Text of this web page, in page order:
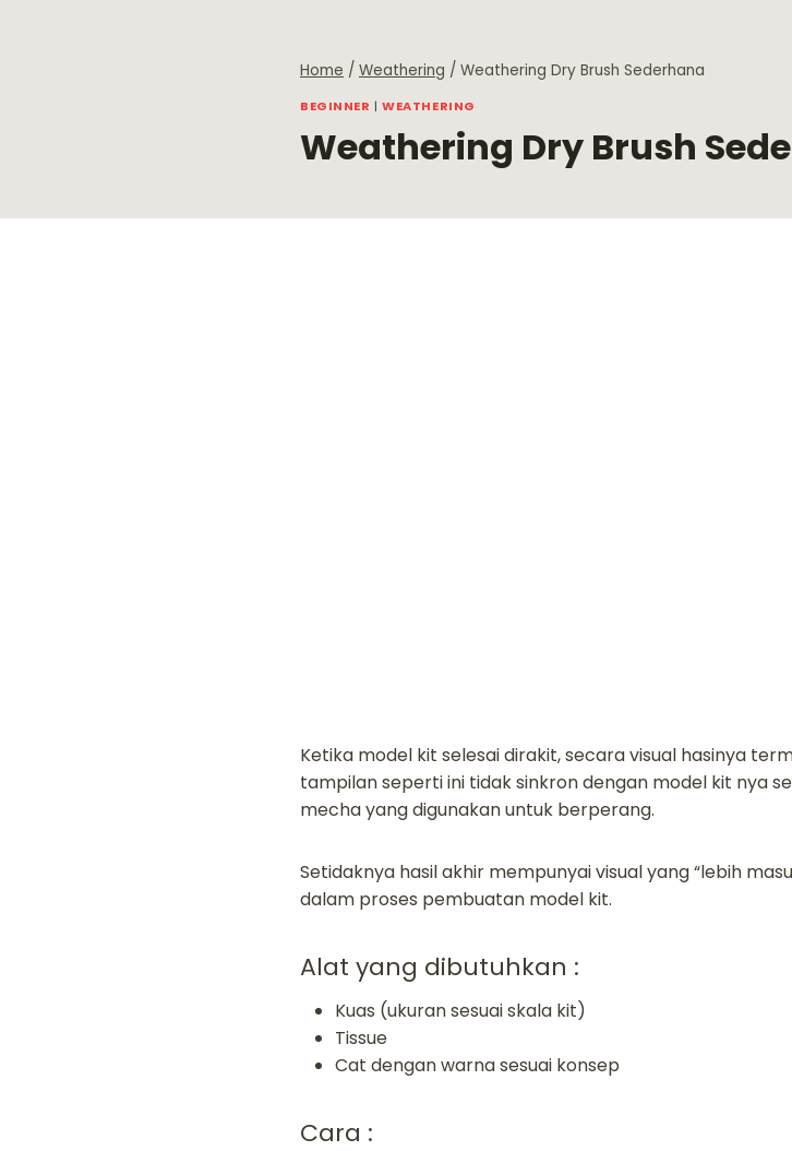
Home / Weathering / Weathering Dry Brush Sederhana
BEGINNER |WEATHERING
Weathering Dry Brush
Ketika model kit selesai dirakit, secara visual hasinya
tampilan seperti ini tidak sinkron dengan model kit nya
mecha yang digunakan untuk berperang.
Setidaknya hasil akhir mempunyai visual yang “lebih
dalam proses pembuatan model kit.
Alat yang dibutuhkan :
Kuas (ukuran sesuai skala kit)
Tissue
Cat dengan warna sesuai konsep
Cara :